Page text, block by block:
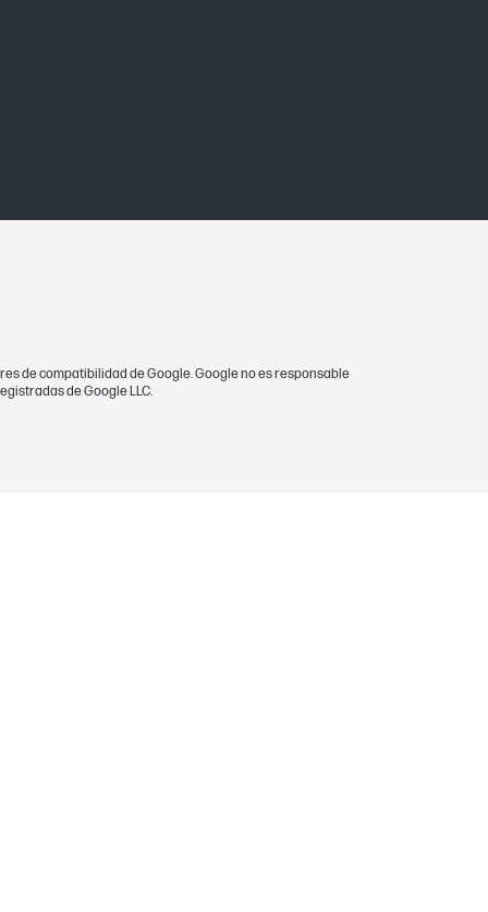
de compatibilidad de Google. Google no es responsable
de Google LLC.